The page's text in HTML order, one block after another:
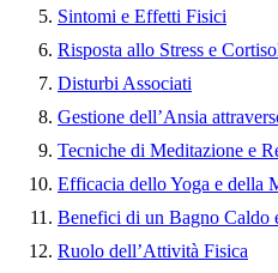
Sintomi e Effetti Fisici
Risposta allo Stress e
Disturbi Associati
Gestione dell’Ansia
Tecniche di Meditazione e
Efficacia dello Yoga e della
Benefici di un Bagno Caldo
Ruolo dell’Attività Fisica